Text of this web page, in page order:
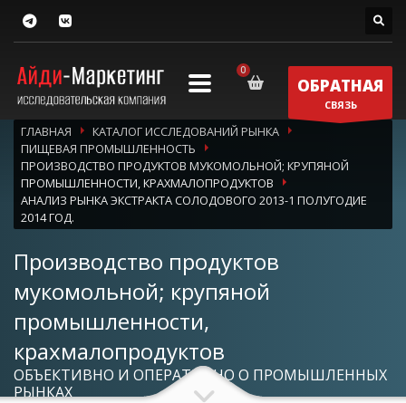
ОБРАТНАЯ
СВЯЗЬ
ГЛАВНАЯ
КАТАЛОГ ИССЛЕДОВАНИЙ РЫНКА
ПИЩЕВАЯ ПРОМЫШЛЕННОСТЬ
ПРОИЗВОДСТВО ПРОДУКТОВ МУКОМОЛЬНОЙ; КРУПЯНОЙ
ПРОМЫШЛЕННОСТИ, КРАХМАЛОПРОДУКТОВ
АНАЛИЗ РЫНКА ЭКСТРАКТА СОЛОДОВОГО 2013-1 ПОЛУГОДИЕ
2014 ГОД.
Производство продуктов
мукомольной; крупяной
промышленности,
крахмалопродуктов
ОБЪЕКТИВНО И ОПЕРАТИВНО О ПРОМЫШЛЕННЫХ
РЫНКАХ